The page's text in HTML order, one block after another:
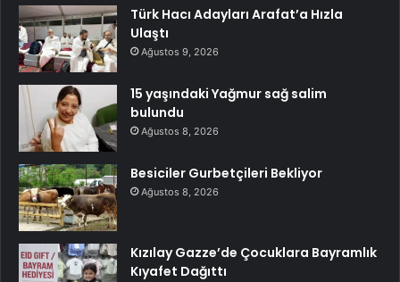
Türk Hacı Adayları Arafat’a Hızla
Ulaştı
Ağustos 9, 2026
15 yaşındaki Yağmur sağ salim
bulundu
Ağustos 8, 2026
Besiciler Gurbetçileri Bekliyor
Ağustos 8, 2026
Kızılay Gazze’de Çocuklara Bayramlık
Kıyafet Dağıttı